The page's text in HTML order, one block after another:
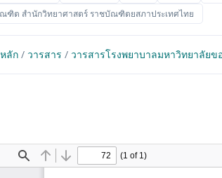
ฑิต สำนักวิทยาศาสตร์ ราชบัณฑิตยสภาประเทศไทย
ลัก / วารสาร / วารสารโรงพยาบาลมหาวิทยาลัย